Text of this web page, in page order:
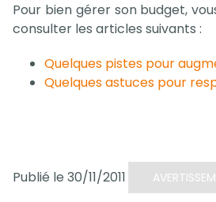
Pour bien gérer son budget,
consulter les articles suivants :
Quelques pistes pour
Quelques astuces pour
Publié le 30/11/2011